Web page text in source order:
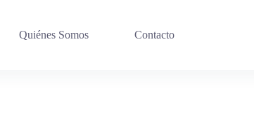
Quiénes Somos Contacto